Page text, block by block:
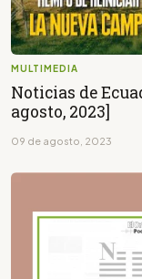
MULTIMEDIA
Noticias de
agosto, 2023]
09 de agosto, 2023